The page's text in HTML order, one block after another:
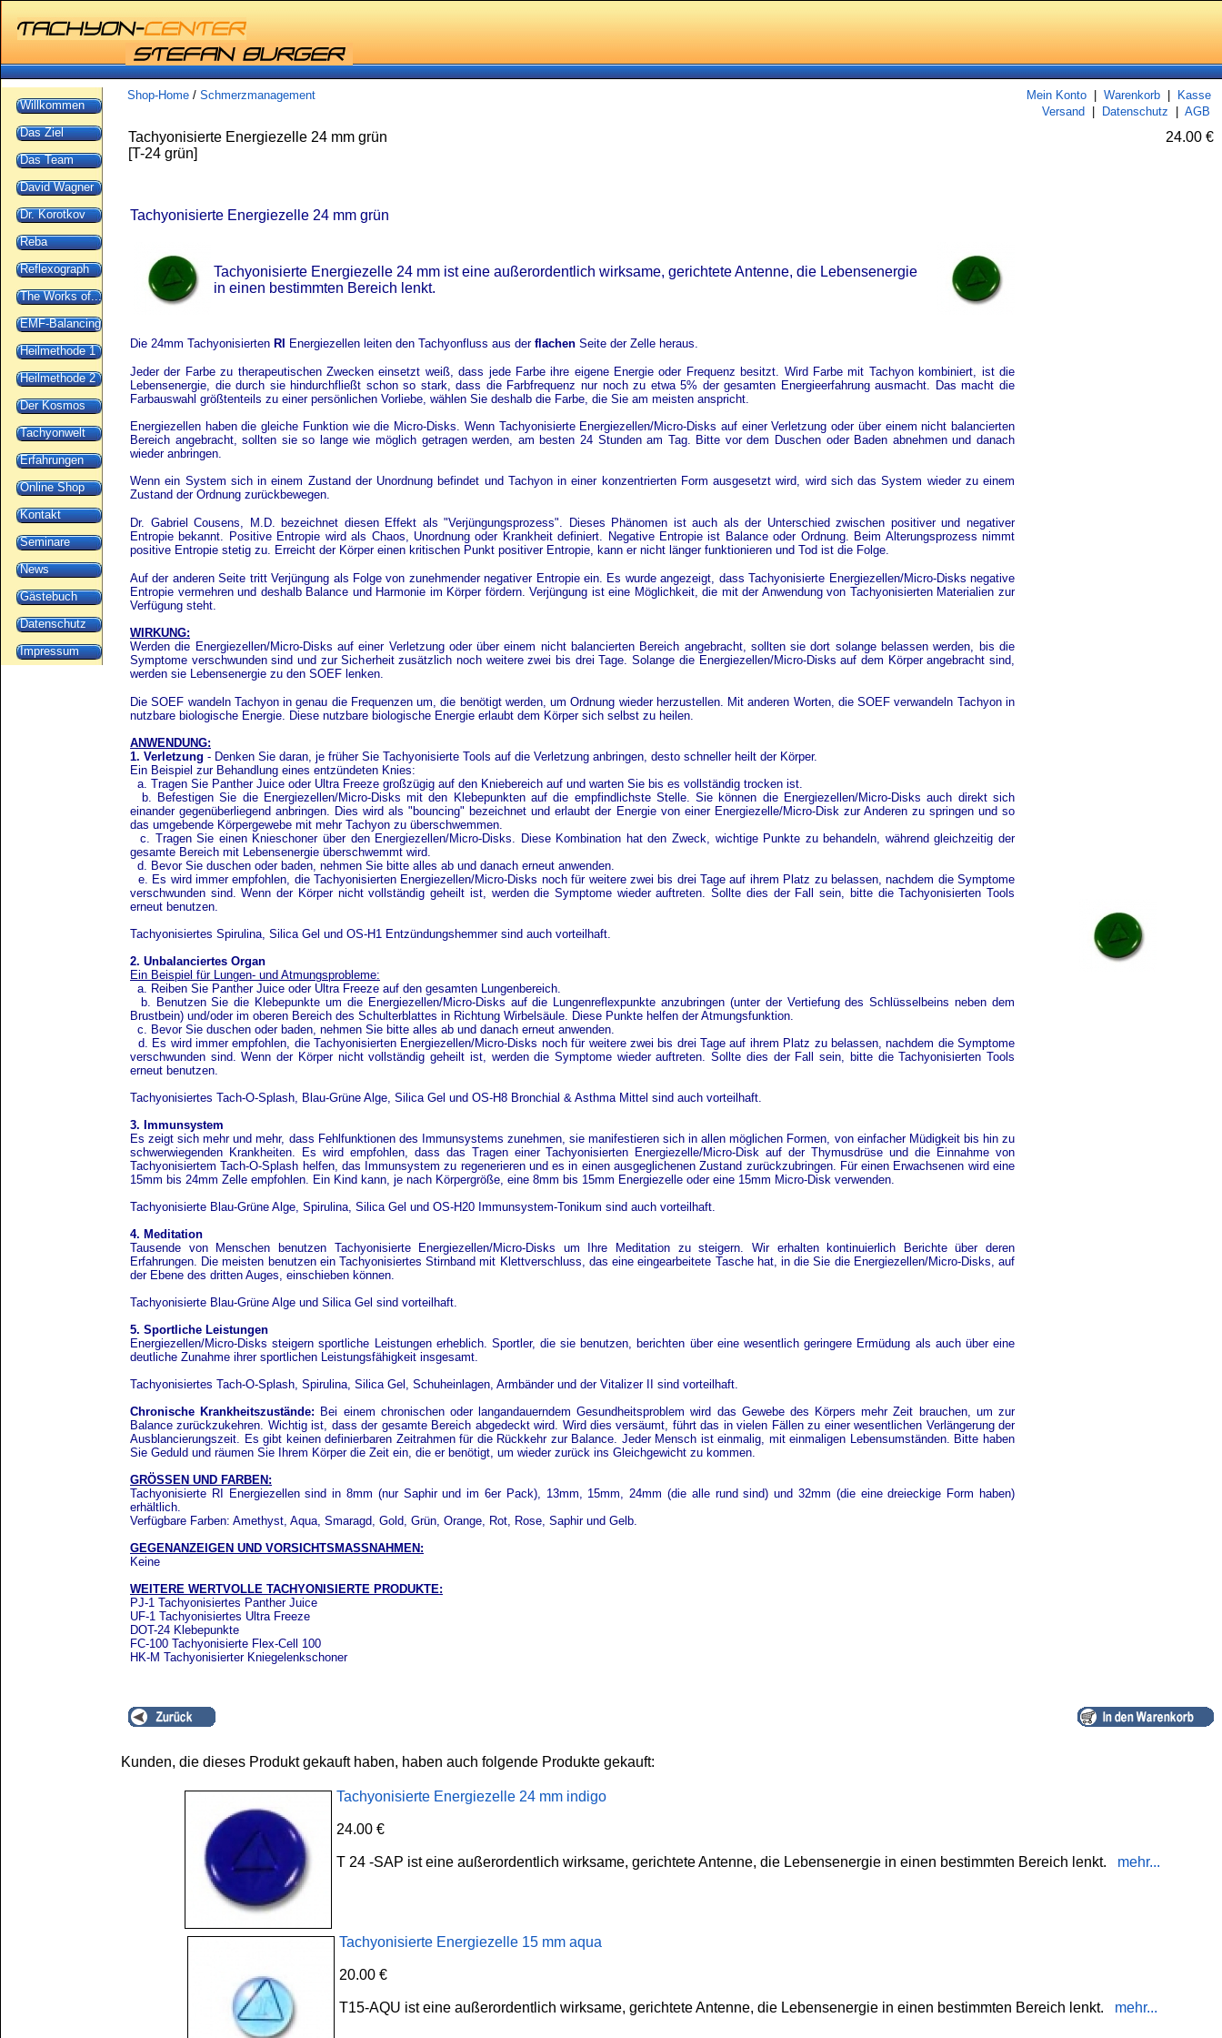
Willkommen
Das Ziel
Das Team
David Wagner
Dr. Korotkov
Reba
Reflexograph
The Works of...
EMF-Balancing
Heilmethode 1
Heilmethode 2
Der Kosmos
Tachyonwelt
Erfahrungen
Online Shop
Kontakt
Seminare
News
Gästebuch
Datenschutz
Impressum
Shop-Home / Schmerzmanagement Mein Konto Warenkorb
Kasse
Versand
Datenschutz AGB
Tachyonisierte Energiezelle 24 mm grün
[T-24 grün]
24.00 €
Tachyonisierte Energiezelle 24 mm grün
Tachyonisierte Energiezelle 24 mm ist eine außerordentlich wirksame, gerichtete Antenne, die Lebensenergie
in einen bestimmten Bereich lenkt.
Die 24mm Tachyonisierten RI Energiezellen leiten den Tachyonfluss aus der flachen Seite der Zelle heraus.
Jeder der Farbe zu therapeutischen Zwecken einsetzt weiß, dass jede Farbe ihre eigene Energie oder Frequenz besitzt. Wird Farbe mit Tachyon kombiniert, ist die
Lebensenergie, die durch sie hindurchfließt schon so stark, dass die Farbfrequenz nur noch zu etwa 5% der gesamten Energieerfahrung ausmacht. Das macht die
Farbauswahl größtenteils zu einer persönlichen Vorliebe, wählen Sie deshalb die Farbe, die Sie am meisten anspricht.
Energiezellen haben die gleiche Funktion wie die Micro-Disks. Wenn Tachyonisierte Energiezellen/Micro-Disks auf einer Verletzung oder über einem nicht balancierten
Bereich angebracht, sollten sie so lange wie möglich getragen werden, am besten 24 Stunden am Tag. Bitte vor dem Duschen oder Baden abnehmen und danach
wieder anbringen.
Wenn ein System sich in einem Zustand der Unordnung befindet und Tachyon in einer konzentrierten Form ausgesetzt wird, wird sich das System wieder zu einem
Zustand der Ordnung zurückbewegen.
Dr. Gabriel Cousens, M.D. bezeichnet diesen Effekt als "Verjüngungsprozess". Dieses Phänomen ist auch als der Unterschied zwischen positiver und negativer
Entropie bekannt. Positive Entropie wird als Chaos, Unordnung oder Krankheit definiert. Negative Entropie ist Balance oder Ordnung. Beim Alterungsprozess nimmt
positive Entropie stetig zu. Erreicht der Körper einen kritischen Punkt positiver Entropie, kann er nicht länger funktionieren und Tod ist die Folge.
Auf der anderen Seite tritt Verjüngung als Folge von zunehmender negativer Entropie ein. Es wurde angezeigt, dass Tachyonisierte Energiezellen/Micro-Disks negative
Entropie vermehren und deshalb Balance und Harmonie im Körper fördern. Verjüngung ist eine Möglichkeit, die mit der Anwendung von Tachyonisierten Materialien zur
Verfügung steht.
WIRKUNG:
Werden die Energiezellen/Micro-Disks auf einer Verletzung oder über einem nicht balancierten Bereich angebracht, sollten sie dort solange belassen werden, bis die
Symptome verschwunden sind und zur Sicherheit zusätzlich noch weitere zwei bis drei Tage. Solange die Energiezellen/Micro-Disks auf dem Körper angebracht sind,
werden sie Lebensenergie zu den SOEF lenken.
Die SOEF wandeln Tachyon in genau die Frequenzen um, die benötigt werden, um Ordnung wieder herzustellen. Mit anderen Worten, die SOEF verwandeln Tachyon in
nutzbare biologische Energie. Diese nutzbare biologische Energie erlaubt dem Körper sich selbst zu heilen.
ANWENDUNG:
1. Verletzung - Denken Sie daran, je früher Sie Tachyonisierte Tools auf die Verletzung anbringen, desto schneller heilt der Körper.
Ein Beispiel zur Behandlung eines entzündeten Knies:
a. Tragen Sie Panther Juice oder Ultra Freeze großzügig auf den Kniebereich auf und warten Sie bis es vollständig trocken ist.
b. Befestigen Sie die Energiezellen/Micro-Disks mit den Klebepunkten auf die empfindlichste Stelle. Sie können die Energiezellen/Micro-Disks auch direkt sich
einander gegenüberliegend anbringen. Dies wird als "bouncing" bezeichnet und erlaubt der Energie von einer Energiezelle/Micro-Disk zur Anderen zu springen und so
das umgebende Körpergewebe mit mehr Tachyon zu überschwemmen.
c. Tragen Sie einen Knieschoner über den Energiezellen/Micro-Disks. Diese Kombination hat den Zweck, wichtige Punkte zu behandeln, während gleichzeitig der
gesamte Bereich mit Lebensenergie überschwemmt wird.
d. Bevor Sie duschen oder baden, nehmen Sie bitte alles ab und danach erneut anwenden.
e. Es wird immer empfohlen, die Tachyonisierten Energiezellen/Micro-Disks noch für weitere zwei bis drei Tage auf ihrem Platz zu belassen, nachdem die Symptome
verschwunden sind. Wenn der Körper nicht vollständig geheilt ist, werden die Symptome wieder auftreten. Sollte dies der Fall sein, bitte die Tachyonisierten Tools
erneut benutzen.
Tachyonisiertes Spirulina, Silica Gel und OS-H1 Entzündungshemmer sind auch vorteilhaft.
2. Unbalanciertes Organ
Ein Beispiel für Lungen- und Atmungsprobleme:
a. Reiben Sie Panther Juice oder Ultra Freeze auf den gesamten Lungenbereich.
b. Benutzen Sie die Klebepunkte um die Energiezellen/Micro-Disks auf die Lungenreflexpunkte anzubringen (unter der Vertiefung des Schlüsselbeins neben dem
Brustbein) und/oder im oberen Bereich des Schulterblattes in Richtung Wirbelsäule. Diese Punkte helfen der Atmungsfunktion.
c. Bevor Sie duschen oder baden, nehmen Sie bitte alles ab und danach erneut anwenden.
d. Es wird immer empfohlen, die Tachyonisierten Energiezellen/Micro-Disks noch für weitere zwei bis drei Tage auf ihrem Platz zu belassen, nachdem die Symptome
verschwunden sind. Wenn der Körper nicht vollständig geheilt ist, werden die Symptome wieder auftreten. Sollte dies der Fall sein, bitte die Tachyonisierten Tools
erneut benutzen.
Tachyonisiertes Tach-O-Splash, Blau-Grüne Alge, Silica Gel und OS-H8 Bronchial & Asthma Mittel sind auch vorteilhaft.
3. Immunsystem
Es zeigt sich mehr und mehr, dass Fehlfunktionen des Immunsystems zunehmen, sie manifestieren sich in allen möglichen Formen, von einfacher Müdigkeit bis hin zu
schwerwiegenden Krankheiten. Es wird empfohlen, dass das Tragen einer Tachyonisierten Energiezelle/Micro-Disk auf der Thymusdrüse und die Einnahme von
Tachyonisiertem Tach-O-Splash helfen, das Immunsystem zu regenerieren und es in einen ausgeglichenen Zustand zurückzubringen. Für einen Erwachsenen wird eine
15mm bis 24mm Zelle empfohlen. Ein Kind kann, je nach Körpergröße, eine 8mm bis 15mm Energiezelle oder eine 15mm Micro-Disk verwenden.
Tachyonisierte Blau-Grüne Alge, Spirulina, Silica Gel und OS-H20 Immunsystem-Tonikum sind auch vorteilhaft.
4. Meditation
Tausende von Menschen benutzen Tachyonisierte Energiezellen/Micro-Disks um Ihre Meditation zu steigern. Wir erhalten kontinuierlich Berichte über deren
Erfahrungen. Die meisten benutzen ein Tachyonisiertes Stirnband mit Klettverschluss, das eine eingearbeitete Tasche hat, in die Sie die Energiezellen/Micro-Disks, auf
der Ebene des dritten Auges, einschieben können.
Tachyonisierte Blau-Grüne Alge und Silica Gel sind vorteilhaft.
5. Sportliche Leistungen
Energiezellen/Micro-Disks steigern sportliche Leistungen erheblich. Sportler, die sie benutzen, berichten über eine wesentlich geringere Ermüdung als auch über eine
deutliche Zunahme ihrer sportlichen Leistungsfähigkeit insgesamt.
Tachyonisiertes Tach-O-Splash, Spirulina, Silica Gel, Schuheinlagen, Armbänder und der Vitalizer II sind vorteilhaft.
Chronische Krankheitszustände: Bei einem chronischen oder langandauerndem Gesundheitsproblem wird das Gewebe des Körpers mehr Zeit brauchen, um zur
Balance zurückzukehren. Wichtig ist, dass der gesamte Bereich abgedeckt wird. Wird dies versäumt, führt das in vielen Fällen zu einer wesentlichen Verlängerung der
Ausblancierungszeit. Es gibt keinen definierbaren Zeitrahmen für die Rückkehr zur Balance. Jeder Mensch ist einmalig, mit einmaligen Lebensumständen. Bitte haben
Sie Geduld und räumen Sie Ihrem Körper die Zeit ein, die er benötigt, um wieder zurück ins Gleichgewicht zu kommen.
GRÖSS EN UND FARBEN:
Tachyonisierte RI Energiezellen sind in 8mm (nur Saphir und im 6er Pack), 13mm, 15mm, 24mm (die alle rund sind) und 32mm (die eine dreieckige Form haben)
erhältlich.
Verfügbare Farben: Amethyst, Aqua, Smaragd, Gold, Grün, Orange, Rot, Rose, Saphir und Gelb.
GEGENANZEIGEN UND VORSICHTSMASSNAHMEN:
Keine
WEITERE WERTVOLLE TACHYONISIERTE PRODUKTE:
PJ-1 Tachyonisiertes Panther Juice
UF-1 Tachyonisiertes Ultra Freeze
DOT-24 Klebepunkte
FC-100 Tachyonisierte Flex-Cell 100
HK-M Tachyonisierter Kniegelenkschoner
Kunden, die dieses Produkt gekauft haben, haben auch folgende Produkte gekauft:
Tachyonisierte Energiezelle 24 mm indigo
24.00 €
T 24 -SAP ist eine außerordentlich wirksame, gerichtete Antenne, die Lebensenergie in einen bestimmten Bereich lenkt. mehr...
Tachyonisierte Energiezelle 15 mm aqua
20.00 €
T15-AQU ist eine außerordentlich wirksame, gerichtete Antenne, die Lebensenergie in einen bestimmten Bereich lenkt. mehr...